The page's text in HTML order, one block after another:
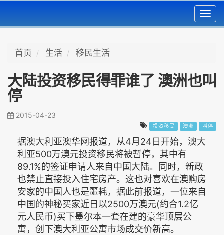
首页 生活 移民生活
大陆投资移民得罪谁了 澳洲也叫
停
2015-04-23
投资移民 澳洲 叫停
据澳大利亚澳华网报道，从4月24日开始，澳大
利亚500万澳元投资移民将被暂停，其中有
89.1%的签证申请人来自中国大陆。同时，新政
也禁止直接投入住宅房产。这也对喜欢在澳购房
安家的中国人也是噩耗，据此前报道，一位来自
中国的神秘买家近日以2500万澳元(约合1.2亿
元人民币)买下墨尔本一套在建的豪华顶层公
寓，创下澳大利亚公寓市场成交价新高。